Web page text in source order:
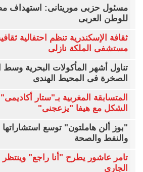
مسئول حزبى موريتانى: استهداف
للوطن العربى
ثقافة الإسكندرية تنظم احتفالية
مستشفى الملكة نازلى
تناول أشهر المأكولات البحرية وسط
الصخرة فى المحيط الهندى
المتسابقة المغربية بـ"ستار
الشكل مع هيفا "يزعجنى"
"بوز ألن هاملتون" توسع استشاراتها
والنفط والصحة
تامر عاشور يطرح "أنا راجع" وينتظر
الجارى